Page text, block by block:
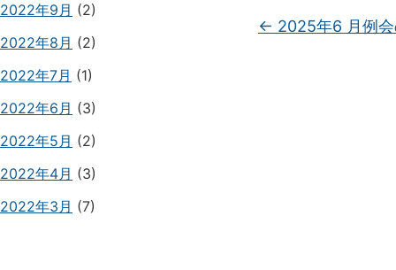
2022年9月 (2)
2022年8月 (2)
2022年7月 (1)
2022年6月 (3)
2022年5月 (2)
2022年4月 (3)
2022年3月 (7)
← 2025年6 月例